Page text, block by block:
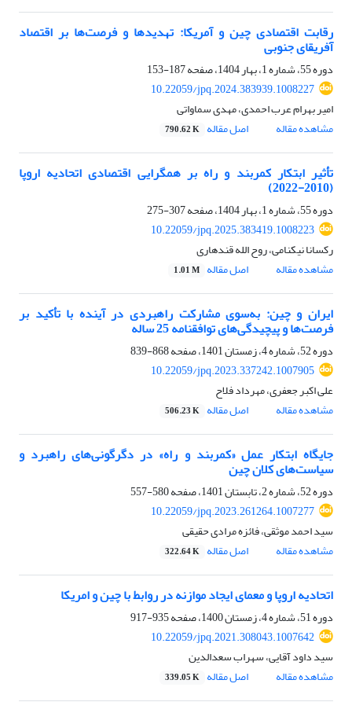
رقابت اقتصادی چین و آمریکا: تهدیدها و فرصت‌ها بر اقتصاد
آفریقای جنوبی
دوره 55، شماره 1، بهار 1404، صفحه
187-153
10.22059/jpq.2024.383939.1008227
امیر بهرام عرب احمدی، مهدی سماواتی
مشاهده مقاله
اصل مقاله 790.62 K
تأثیر ابتکار کمربند و راه بر همگرایی اقتصادی اتحادیه اروپا
(2010-2022)
دوره 55، شماره 1، بهار 1404، صفحه
307-275
10.22059/jpq.2025.383419.1008223
رکسانا نیکنامی، روح الله قندهاری
مشاهده مقاله
اصل مقاله 1.01 M
ایران و چین: به‌سوی مشارکت راهبردی در آینده با تأکید بر
فرصت‌ها و پیچیدگی‌های توافقنامه 25 ساله
دوره 52، شماره 4، زمستان 1401، صفحه
868-839
10.22059/jpq.2023.337242.1007905
علی اکبر جعفری، مهرداد فلاح
مشاهده مقاله
اصل مقاله 506.23 K
جایگاه ابتکار عمل «کمربند و راه» در دگرگونی‌های راهبرد و
سیاست‌های کلان چین
دوره 52، شماره 2، تابستان 1401، صفحه
580-557
10.22059/jpq.2023.261264.1007277
سید احمد موثقی، فائزه مرادی حقیقی
مشاهده مقاله
اصل مقاله 322.64 K
اتحادیه اروپا و معمای ایجاد موازنه در روابط با چین و امریکا
دوره 51، شماره 4، زمستان 1400، صفحه
935-917
10.22059/jpq.2021.308043.1007642
سید داود آقایی، سهراب سعدالدین
مشاهده مقاله
اصل مقاله 339.05 K